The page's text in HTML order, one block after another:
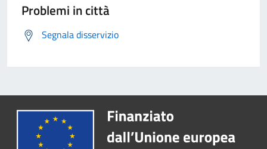
Problemi in città
Segnala disservizio